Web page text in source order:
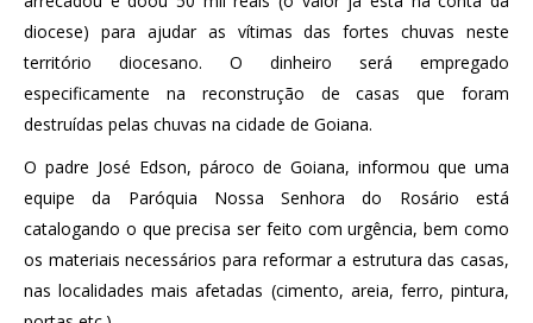
diocese) para ajudar as vítimas das fortes chuvas neste
território diocesano. O dinheiro será empregado
especificamente na reconstrução de casas que foram
destruídas pelas chuvas na cidade de Goiana.
O padre José Edson, pároco de Goiana, informou que uma
equipe da Paróquia Nossa Senhora do Rosário está
catalogando o que precisa ser feito com urgência, bem como
os materiais necessários para reformar a estrutura das casas,
nas localidades mais afetadas (cimento, areia, ferro, pintura,